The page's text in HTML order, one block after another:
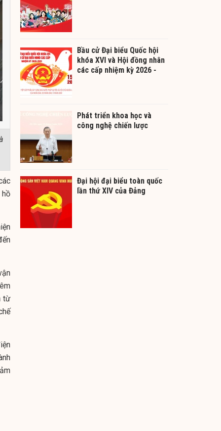
từ
Bầu cử Đại biểu Quốc hội
khóa XVI và Hội đồng nhân
các cấp nhiệm kỳ 2026 -
Phát triển khoa học và
công nghệ chiến lược
Đại hội đại biểu toàn quốc
lần thứ XIV của Đảng